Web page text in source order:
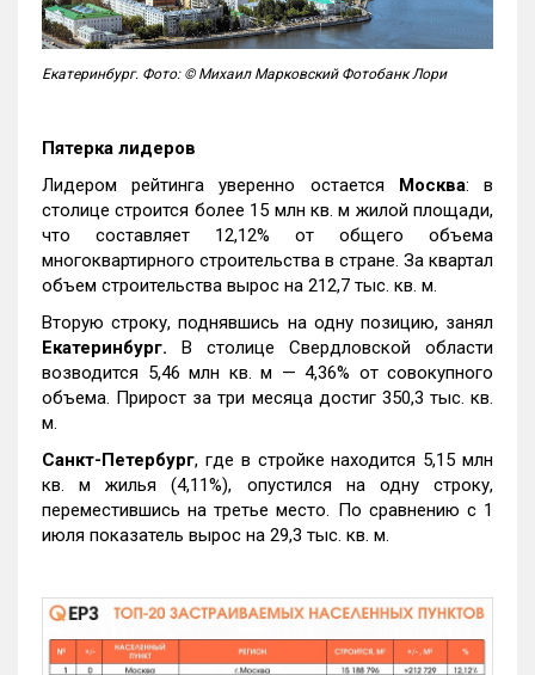
Екатеринбург. Фото: © Михаил Марковский Фотобанк Лори
Пятерка лидеров
Лидером рейтинга уверенно остается Москва: в
столице строится более 15 млн кв. м жилой площади,
что составляет 12,12% от общего объема
многоквартирного строительства в стране. За квартал
объем строительства вырос на 212,7 тыс. кв. м.
Вторую строку, поднявшись на одну позицию, занял
Екатеринбург. В столице Свердловской области
возводится 5,46 млн кв. м — 4,36% от совокупного
объема. Прирост за три месяца достиг 350,3 тыс. кв.
м.
Санкт-Петербург, где в стройке находится 5,15 млн
кв. м жилья (4,11%), опустился на одну строку,
переместившись на третье место. По сравнению с 1
июля показатель вырос на 29,3 тыс. кв. м.